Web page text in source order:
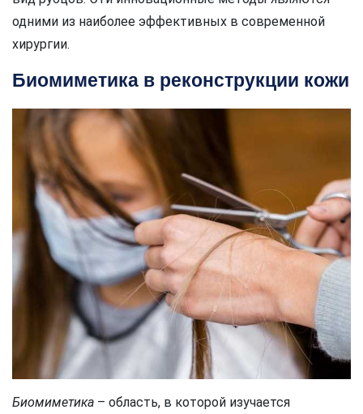
одними из наиболее эффективных в современной
хирургии.
Биомиметика в реконструкции кожи
Биомиметика – область, в которой изучается